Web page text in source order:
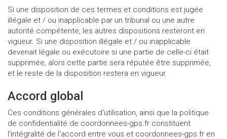
Si une disposition de ces termes et conditions est jugée
illégale et / ou inapplicable par un tribunal ou une autre
autorité compétente, les autres dispositions resteront en
vigueur. Si une disposition illégale et / ou inapplicable
devenait légale ou exécutoire si une partie de celle-ci était
supprimée, alors cette partie sera réputée être supprimée,
et le reste de la disposition restera en vigueur.
Accord global
Ces conditions générales d'utilisation, ainsi que la politique
de confidentialité de coordonnees-gps.fr constituent
l'intégralité de l'accord entre vous et coordonnees-gps.fr en